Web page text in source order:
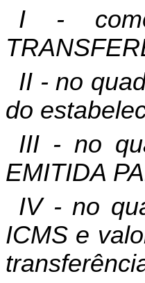
I -
II - no
do
III - no
EMITIDA
IV - no
ICMS e